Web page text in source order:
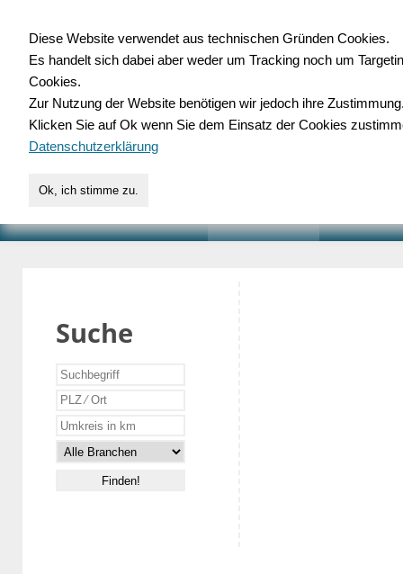
für Handwerk,
Suche
Diese Website verwendet aus technischen Gründen Cookies.
Es handelt sich dabei aber weder um Tracking noch um
Cookies.
Zur Nutzung der Website benötigen wir jedoch ihre
Klicken Sie auf Ok wenn Sie dem Einsatz der Cookies
Datenschutzerklärung
Ok, ich stimme zu.